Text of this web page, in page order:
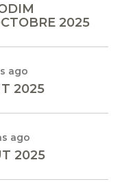
2025
ago
2025
ago
2025